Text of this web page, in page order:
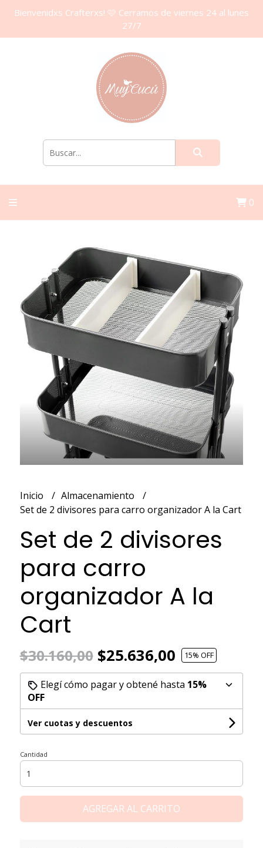
Bienvenidxs Crafterxs! 🩷 Cerramos de viernes 24 al lunes
27/7
0
Inicio
Almacenamiento
Set de 2 divisores para carro organizador A la Cart
Set de 2 divisores
para carro
organizador A la
Cart
$30.160,00$25.636,00 15% OFF
Elegí cómo pagar y obtené hasta 15%
OFF
Ver cuotas y descuentos
Cantidad
AGREGAR AL CARRITO